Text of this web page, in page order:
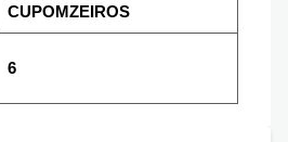
CUPOMZEIROS
6